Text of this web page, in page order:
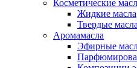
Косметические
Жидкие масла
Твердые
Аромамасла
Эфирные